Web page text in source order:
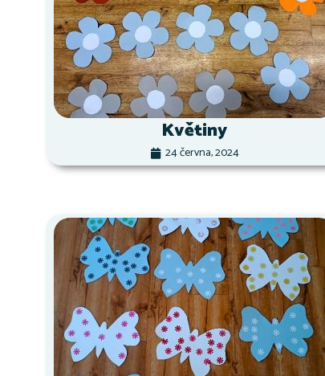
Květiny
24 června, 2024